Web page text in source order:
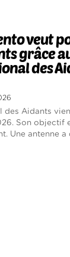
veut
grâce
des
des Aidants
Son objectif
Une antenne a